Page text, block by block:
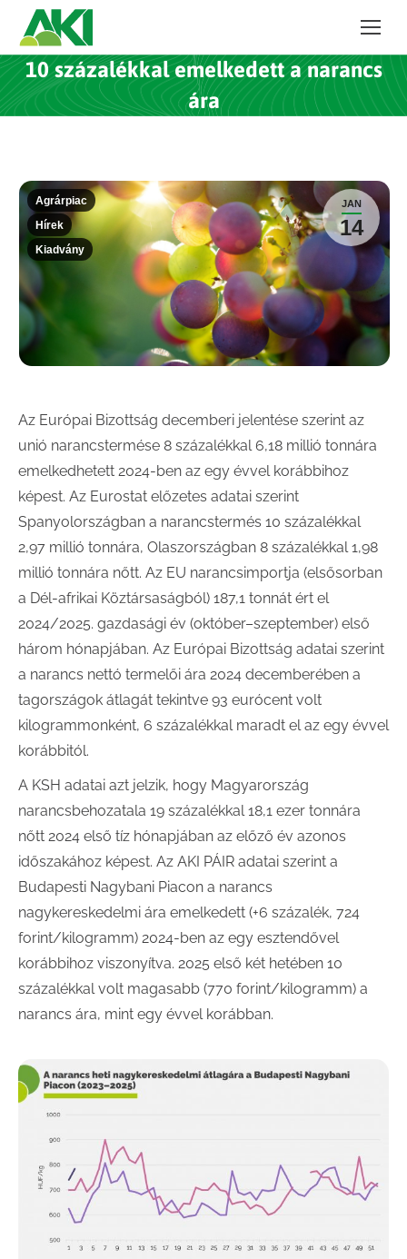
10 százalékkal emelkedett a narancs
ára
JAN
14
Agrárpiac
Hírek
Kiadvány
Az Európai Bizottság decemberi jelentése szerint az
unió narancstermése 8 százalékkal 6,18 millió tonnára
emelkedhetett 2024-ben az egy évvel korábbihoz
képest. Az Eurostat előzetes adatai szerint
Spanyolországban a narancstermés 10 százalékkal
2,97 millió tonnára, Olaszországban 8 százalékkal 1,98
millió tonnára nőtt. Az EU narancsimportja (elsősorban
a Dél-afrikai Köztársaságból) 187,1 tonnát ért el
2024/2025. gazdasági év (október–szeptember) első
három hónapjában. Az Európai Bizottság adatai szerint
a narancs nettó termelői ára 2024 decemberében a
tagországok átlagát tekintve 93 eurócent volt
kilogrammonként, 6 százalékkal maradt el az egy évvel
korábbitól.
A KSH adatai azt jelzik, hogy Magyarország
narancsbehozatala 19 százalékkal 18,1 ezer tonnára
nőtt 2024 első tíz hónapjában az előző év azonos
időszakához képest. Az AKI PÁIR adatai szerint a
Budapesti Nagybani Piacon a narancs
nagykereskedelmi ára emelkedett (+6 százalék, 724
forint/kilogramm) 2024-ben az egy esztendővel
korábbihoz viszonyítva. 2025 első két hetében 10
százalékkal volt magasabb (770 forint/kilogramm) a
narancs ára, mint egy évvel korábban.